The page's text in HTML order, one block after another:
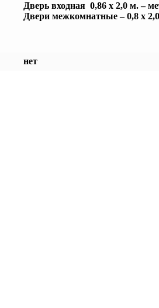
Дверь входная 0,86 х 2,0 м.
Двери межкомнатные – 0,8 х
нет